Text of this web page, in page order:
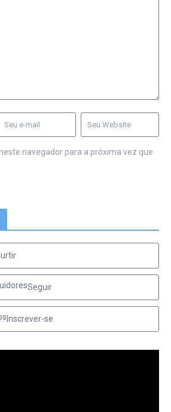
navegador para a próxima vez que
Seguir
Inscrever-se